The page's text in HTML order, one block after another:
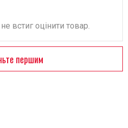
встиг оцінити товар.
першим